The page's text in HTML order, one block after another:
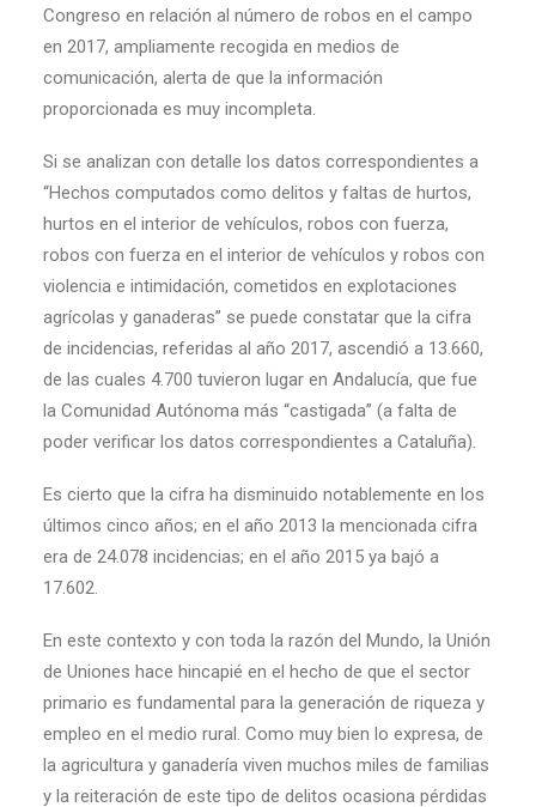
Congreso en relación al número de robos en el campo
en 2017, ampliamente recogida en medios de
comunicación, alerta de que la información
proporcionada es muy incompleta.
Si se analizan con detalle los datos correspondientes a
“Hechos computados como delitos y faltas de hurtos,
hurtos en el interior de vehículos, robos con fuerza,
robos con fuerza en el interior de vehículos y robos con
violencia e intimidación, cometidos en explotaciones
agrícolas y ganaderas” se puede constatar que la cifra
de incidencias, referidas al año 2017, ascendió a 13.660,
de las cuales 4.700 tuvieron lugar en Andalucía, que fue
la Comunidad Autónoma más “castigada” (a falta de
poder verificar los datos correspondientes a Cataluña).
Es cierto que la cifra ha disminuido notablemente en los
últimos cinco años; en el año 2013 la mencionada cifra
era de 24.078 incidencias; en el año 2015 ya bajó a
17.602.
En este contexto y con toda la razón del Mundo, la Unión
de Uniones hace hincapié en el hecho de que el sector
primario es fundamental para la generación de riqueza y
empleo en el medio rural. Como muy bien lo expresa, de
la agricultura y ganadería viven muchos miles de familias
y la reiteración de este tipo de delitos ocasiona pérdidas